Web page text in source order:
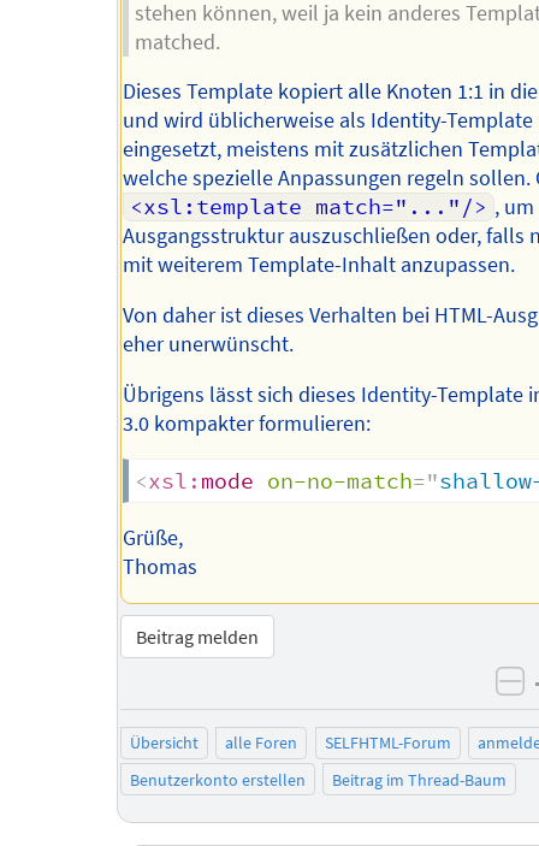
stehen können, weil ja kein anderes
matched.
Dieses Template kopiert alle Knoten 1:1 in
und wird üblicherweise als Identity-Template
eingesetzt, meistens mit zusätzlichen
welche spezielle Anpassungen regeln sollen.
<xsl:template match="..."/> ,
Ausgangsstruktur auszuschließen oder, falls
mit weiterem Template-Inhalt anzupassen.
Von daher ist dieses Verhalten bei HTML-
eher unerwünscht.
Übrigens lässt sich dieses Identity-Template
3.0 kompakter formulieren:
<xsl: mode on-no-match="
Grüße,
Thomas
Beitrag melden
Übersicht alle Foren SELFHTML-Forum
Benutzerkonto erstellen
Beitrag im Thread-Baum